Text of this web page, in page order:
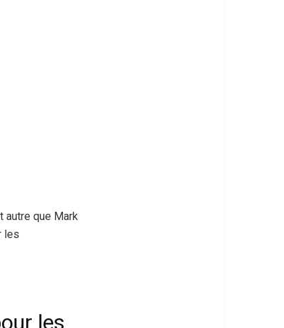
autre que Mark
les